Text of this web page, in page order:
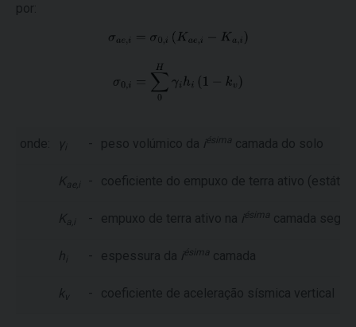
por:
onde: γ - peso volúmico da iésima camada do solo
K ae,i - coeficiente do empuxo de terra ativo
K a,i - empuxo de terra ativo na iésima camada
h - espessura da iésima camada
k v - coeficiente de aceleração sísmica vertical